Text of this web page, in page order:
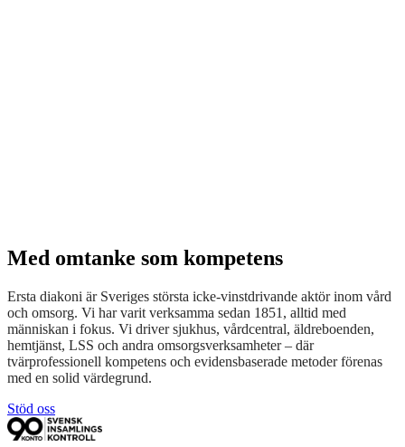
Med omtanke som kompetens
Ersta diakoni är Sveriges största icke-vinstdrivande aktör inom vård
och omsorg. Vi har varit verksamma sedan 1851, alltid med
människan i fokus. Vi driver sjukhus, vårdcentral, äldreboenden,
hemtjänst, LSS och andra omsorgsverksamheter – där
tvärprofessionell kompetens och evidensbaserade metoder förenas
med en solid värdegrund.
Stöd oss